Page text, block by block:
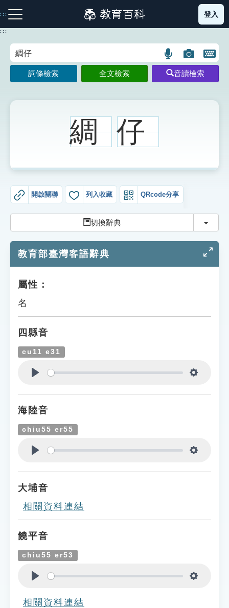
到
主
:::
注音索引圖示 筆畫索引圖示 部首索引表圖示
生字詞彙表
知識索引
遊戲專區
教學應用
貓頭鷹博士
登入
:::
語
言
搜
圖
片
搜
開
鍵
圖
詞條檢索 全文檢索 音讀檢索
綢 仔
開啟關聯 列入收藏 QRcode分享
切換辭典 切換
教育部臺灣客語辭典
屬性：
名
四縣音
cu11 e31
海陸音
chiu55 er55
大埔音
相關資料連結
饒平音
chiu55 er53
相關資料連結